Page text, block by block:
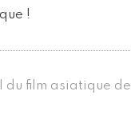
!
du film asiatique de